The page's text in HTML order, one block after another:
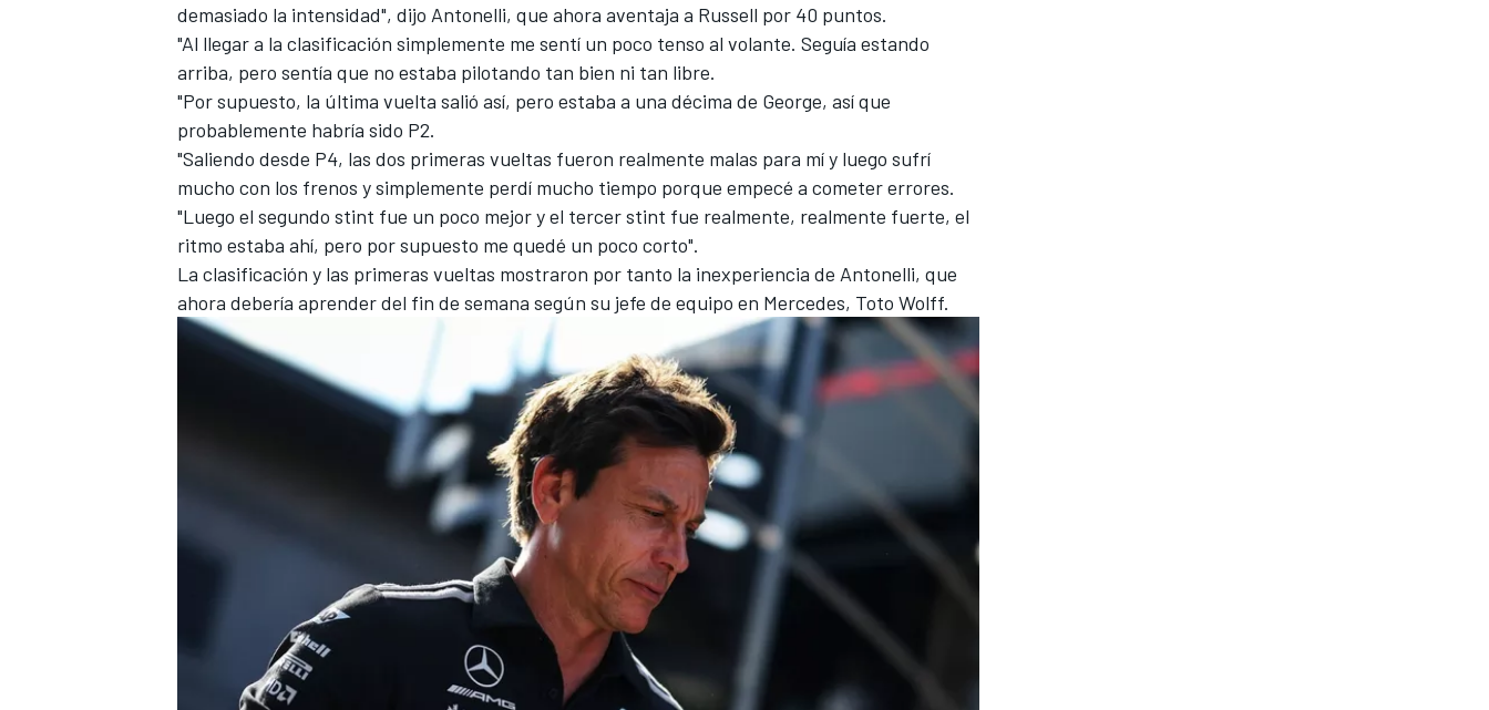
MÁS CATEGORÍAS
demasiado la intensidad", dijo Antonelli, que ahora aventaja a Russell por 40 puntos.
"Al llegar a la clasificación simplemente me sentí un poco tenso al volante. Seguía estando
arriba, pero sentía que no estaba pilotando tan bien ni tan libre.
"Por supuesto, la última vuelta salió así, pero estaba a una décima de George, así que
probablemente habría sido P2.
"Saliendo desde P4, las dos primeras vueltas fueron realmente malas para mí y luego sufrí
mucho con los frenos y simplemente perdí mucho tiempo porque empecé a cometer errores.
"Luego el segundo stint fue un poco mejor y el tercer stint fue realmente, realmente fuerte, el
ritmo estaba ahí, pero por supuesto me quedé un poco corto".
La clasificación y las primeras vueltas mostraron por tanto la inexperiencia de Antonelli, que
ahora debería aprender del fin de semana según su jefe de equipo en Mercedes, Toto Wolff.